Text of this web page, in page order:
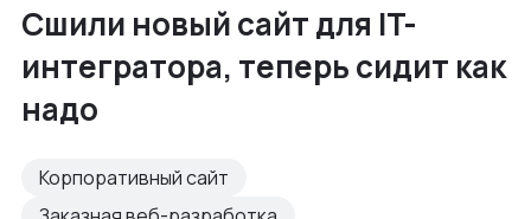
Сшили новый сайт для IT-
интегратора, теперь сидит как
надо
Корпоративный сайт